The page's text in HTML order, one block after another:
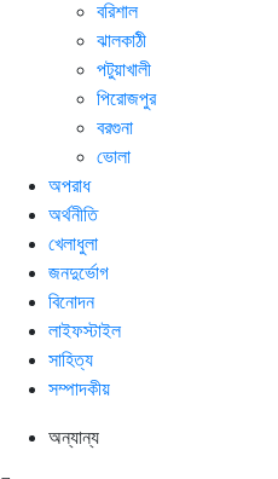
বরিশাল
ঝালকাঠী
পটুয়াখালী
পিরোজপুর
বরগুনা
ভোলা
অপরাধ
অর্থনীতি
খেলাধুলা
জনদুর্ভোগ
বিনোদন
লাইফস্টাইল
সাহিত্য
সম্পাদকীয়
অন্যান্য